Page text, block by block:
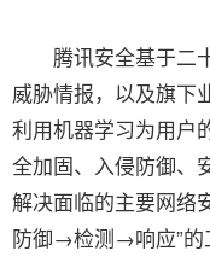
腾讯安全基于二十
威胁情报，以及旗下
利用机器学习为用户
全加固、入侵防御、
解决面临的主要网络
防御→检测→响应”的